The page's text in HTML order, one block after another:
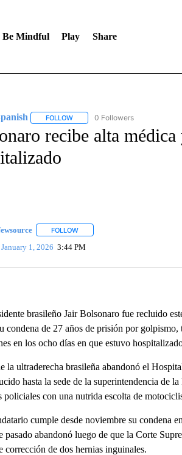
Be Mindful Play Share
FOLLOWFOLLOW "CNN - SPANISH" TO
0 Followers
recibe alta
FOLLOWFOLLOW "" TO RECEIVE
January 1, 2026 3:44 PM
brasileño Jair Bolsonaro fue recluido
condena de 27 años de prisión por
en los ocho días en que estuvo
la ultraderecha brasileña abandonó el
hasta la sede de la superintendencia de
policiales con una nutrida escolta de
cumple desde noviembre su condena
pasado abandonó luego de que la Corte
corrección de dos hernias inguinales.